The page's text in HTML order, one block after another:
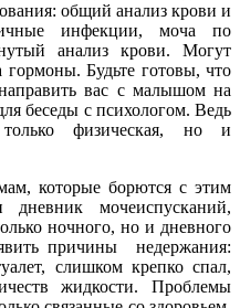
общий анализ крови и
инфекции, моча по
анализ крови. Могут
гормоны. Будьте готовы, что
вас с малышом на
беседы с психологом. Ведь
физическая, но и
которые борются с этим
дневник мочеиспусканий,
ночного, но и дневного
причины недержания:
слишком крепко спал,
жидкости. Проблемы